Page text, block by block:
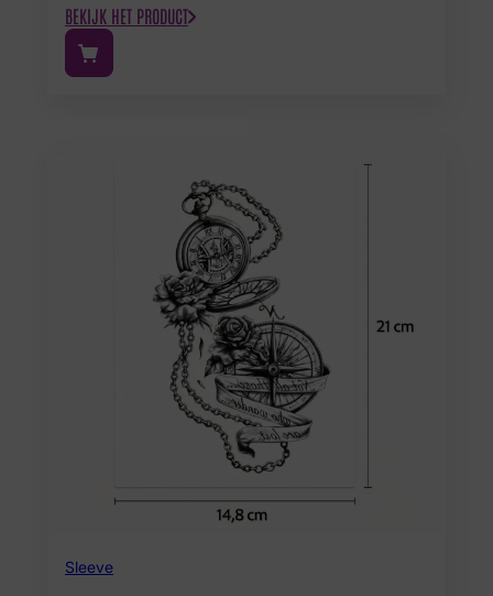
BEKIJK HET PRODUCT
Sleeve